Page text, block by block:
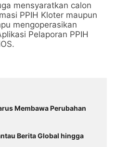
mensyaratkan calon
PPIH Kloter maupun
mengoperasikan
Pelaporan PPIH
Membawa Perubahan
Berita Global hingga